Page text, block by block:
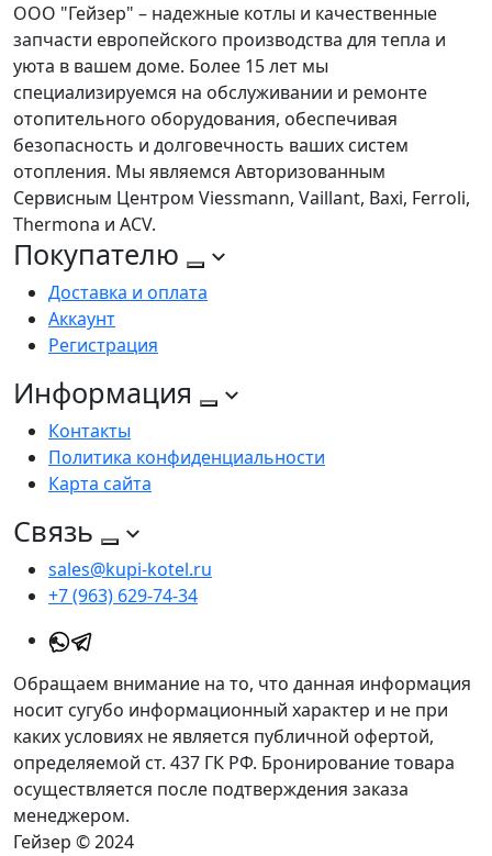
ООО "Гейзер" – надежные котлы и качественные
запчасти европейского производства для тепла и
уюта в вашем доме. Более 15 лет мы
специализируемся на обслуживании и ремонте
отопительного оборудования, обеспечивая
безопасность и долговечность ваших систем
отопления. Мы являемся Авторизованным
Сервисным Центром Viessmann, Vaillant, Baxi, Ferroli,
Thermona и ACV.
Покупателю
Доставка и оплата
Аккаунт
Регистрация
Информация
Контакты
Политика конфиденциальности
Карта сайта
Связь
sales@kupi-kotel.ru
+7 (963) 629-74-34
Обращаем внимание на то, что данная информация
носит сугубо информационный характер и не при
каких условиях не является публичной офертой,
определяемой ст. 437 ГК РФ. Бронирование товара
осуществляется после подтверждения заказа
менеджером.
Гейзер © 2024